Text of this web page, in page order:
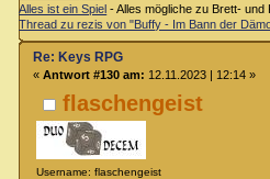
Alles ist ein Spiel - Alles mögliche zu Brett- und
Thread zu rezis von "Buffy - Im Bann der
flaschengeist
Username: flaschengeist
Re: Keys RPG
« Antwort #130 am: 12.11.2023 | 12:14 »